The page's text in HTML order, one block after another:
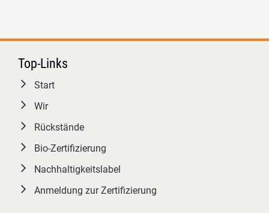
eingestiegen. Die zentrale Frage:
Vorgaben im echten Kontrollalltag
um?
Bio in der AHV: Eintauchen in die
Kontrollen der Außer-Haus-
aktuellen Entwicklungen rund um
die Bio-AHV-Verordnung ist das ein
Top-Links
Start
Wir
Rückstände
Bio-Zertifizierung
Nachhaltigkeitslabel
Anmeldung zur Zertifizierung